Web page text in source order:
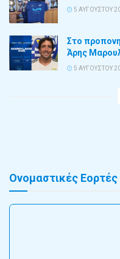
5 ΑΥΓΟΎΣΤΟΥ
Στο
Άρης
5 ΑΥΓΟΎΣΤΟΥ
Ονομαστικές Εορτές